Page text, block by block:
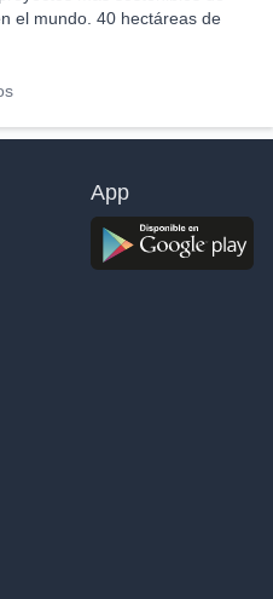
el mundo. 40 hectáreas de
App